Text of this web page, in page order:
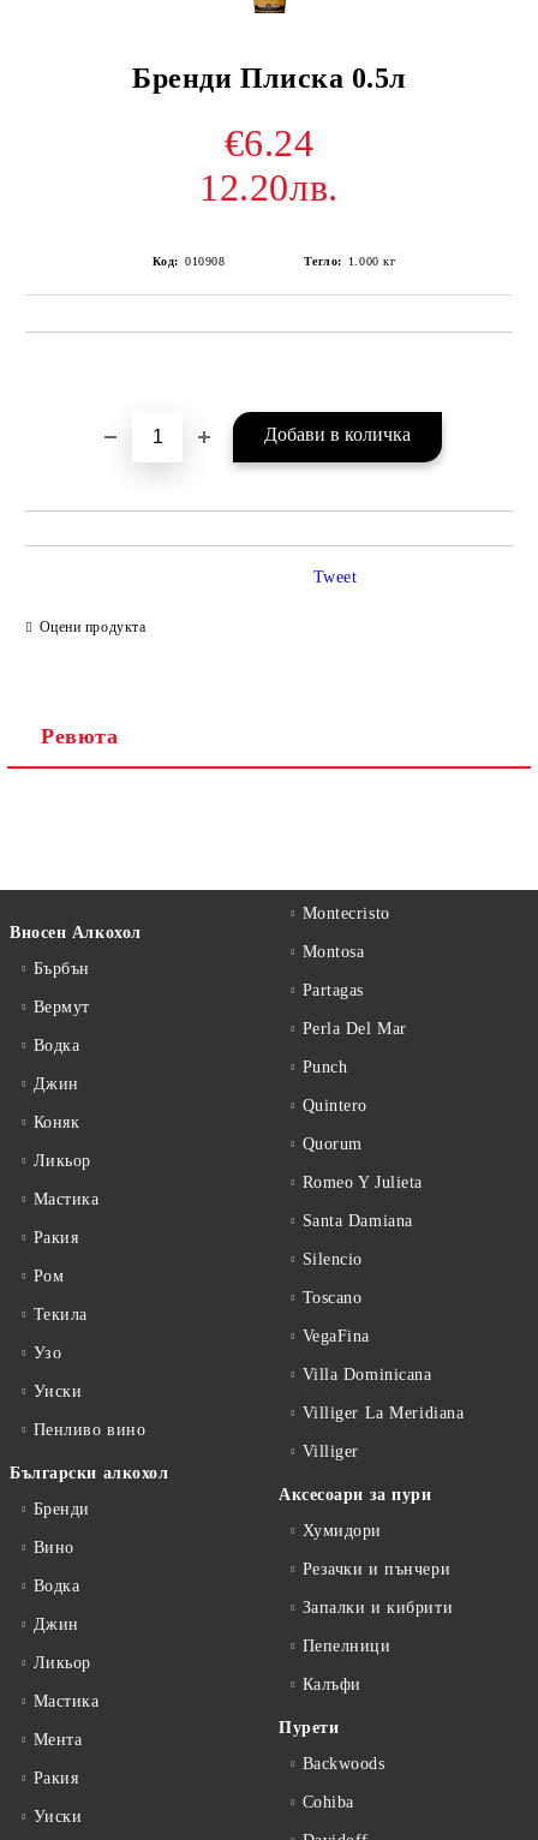
Бренди Плиска 0.5л
€6.24
12.20лв.
Код: 010908 Тегло: 1.000 кг
Оцени продукта
Tweet
Ревюта
Вносен Алкохол
Бърбън
Вермут
Водка
Джин
Коняк
Ликьор
Мастика
Ракия
Ром
Текила
Узо
Уиски
Пенливо вино
Български алкохол
Бренди
Вино
Водка
Джин
Ликьор
Мастика
Мента
Ракия
Уиски
Montecristo
Montosa
Partagas
Perla Del Mar
Punch
Quintero
Quorum
Romeo Y Julieta
Santa Damiana
Silencio
Toscano
VegaFina
Villa Dominicana
Villiger La Meridiana
Villiger
Аксесоари за пури
Хумидори
Резачки и пънчери
Запалки и кибрити
Пепелници
Калъфи
Пурети
Backwoods
Cohiba